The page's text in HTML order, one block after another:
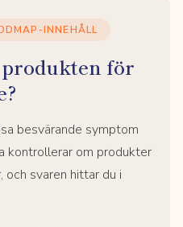
INNEHÅLL
för
besvärande symptom
kontrollerar om produkter
och svaren hittar du i